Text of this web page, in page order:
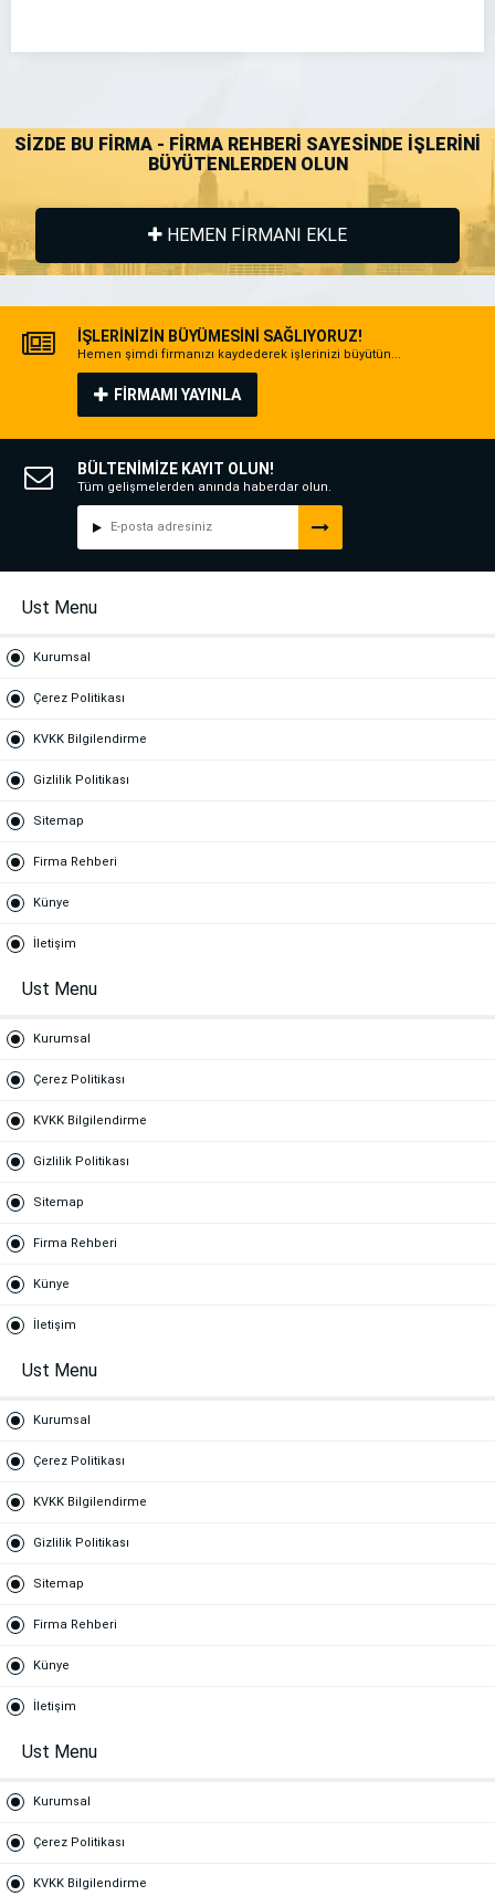
SİZDE BU FİRMA - FİRMA REHBERİ SAYESİNDE İŞLERİNİ
BÜYÜTENLERDEN OLUN
HEMEN FİRMANI EKLE
İŞLERİNİZİN BÜYÜMESİNİ SAĞLIYORUZ!
Hemen şimdi firmanızı kaydederek işlerinizi büyütün...
FİRMAMI YAYINLA
BÜLTENİMİZE KAYIT OLUN!
Tüm gelişmelerden anında haberdar olun.
Ust Menu
Kurumsal
Çerez Politikası
KVKK Bilgilendirme
Gizlilik Politikası
Sitemap
Firma Rehberi
Künye
İletişim
Ust Menu
Kurumsal
Çerez Politikası
KVKK Bilgilendirme
Gizlilik Politikası
Sitemap
Firma Rehberi
Künye
İletişim
Ust Menu
Kurumsal
Çerez Politikası
KVKK Bilgilendirme
Gizlilik Politikası
Sitemap
Firma Rehberi
Künye
İletişim
Ust Menu
Kurumsal
Çerez Politikası
KVKK Bilgilendirme